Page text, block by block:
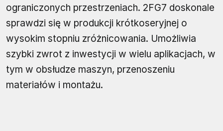
ograniczonych przestrzeniach. 2FG7 doskonale
sprawdzi się w produkcji krótkoseryjnej o
wysokim stopniu zróżnicowania. Umożliwia
szybki zwrot z inwestycji w wielu aplikacjach, w
tym w obsłudze maszyn, przenoszeniu
materiałów i montażu.